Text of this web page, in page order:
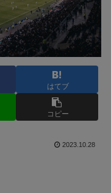
はてブ
コピー
2023.10.28